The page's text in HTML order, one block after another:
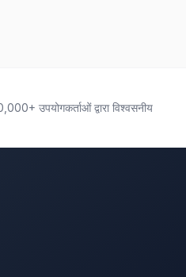
उपयोगकर्ताओं द्वारा विश्वसनीय